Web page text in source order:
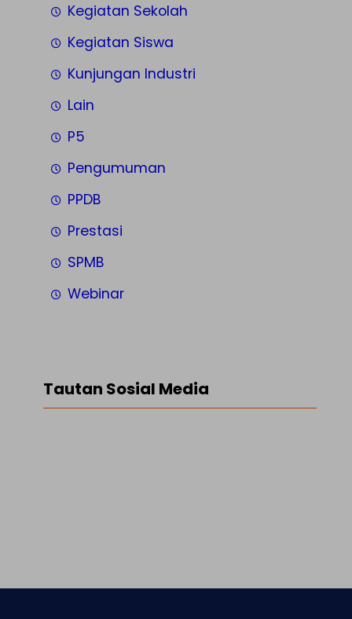
Kegiatan Sekolah
Kegiatan Siswa
Kunjungan Industri
Lain
P5
Pengumuman
PPDB
Prestasi
SPMB
Webinar
Tautan Sosial Media